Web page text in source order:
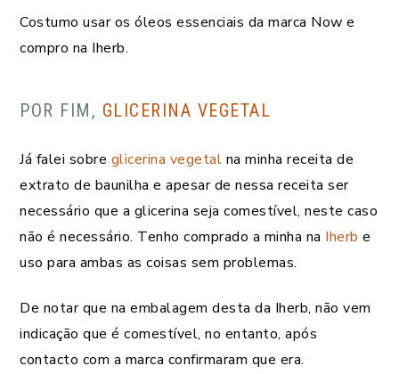
Costumo usar os óleos essenciais da marca Now e
compro na Iherb.
POR FIM, GLICERINA VEGETAL
Já falei sobre glicerina vegetal na minha receita de
extrato de baunilha e apesar de nessa receita ser
necessário que a glicerina seja comestível, neste caso
não é necessário. Tenho comprado a minha na Iherb e
uso para ambas as coisas sem problemas.
De notar que na embalagem desta da Iherb, não vem
indicação que é comestível, no entanto, após
contacto com a marca confirmaram que era.